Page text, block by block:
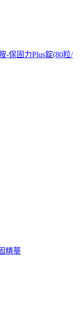
-保固力Plus錠(80粒/
精華